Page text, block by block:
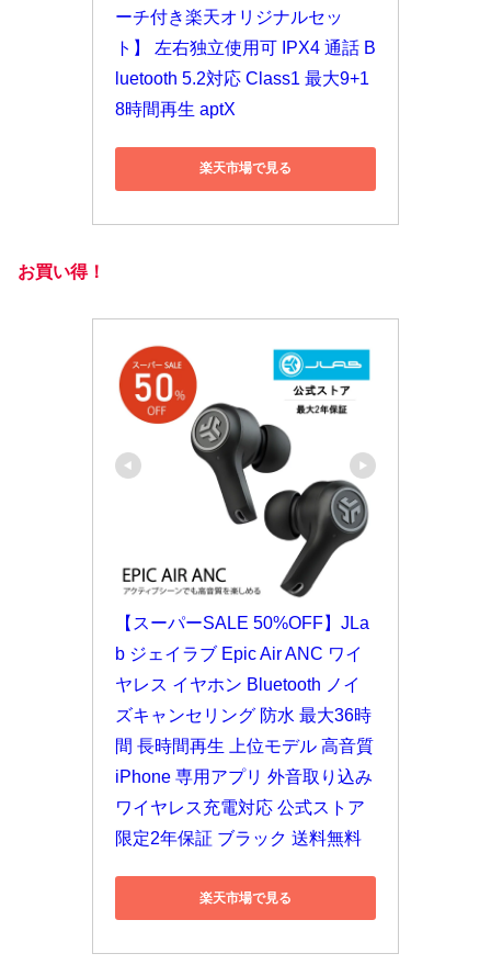
ーチ付き楽天オリジナルセッ
ト】 左右独立使用可 IPX4 通話 B
luetooth 5.2対応 Class1 最大9+1
8時間再生 aptX
楽天市場で見る
お買い得！
【スーパーSALE 50%OFF】JLa
b ジェイラブ Epic Air ANC ワイ
ヤレス イヤホン Bluetooth ノイ
ズキャンセリング 防水 最大36時
間 長時間再生 上位モデル 高音質
iPhone 専用アプリ 外音取り込み
ワイヤレス充電対応 公式ストア
限定2年保証 ブラック 送料無料
楽天市場で見る